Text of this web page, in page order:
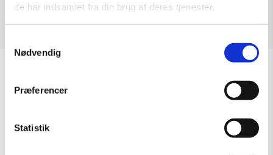
de har indsamlet fra din brug af deres tjenester.
Nødvendig
Præferencer
Statistik
Tilføj til kurv
Gælder til og med 15/8
Mandag – Torsdag: